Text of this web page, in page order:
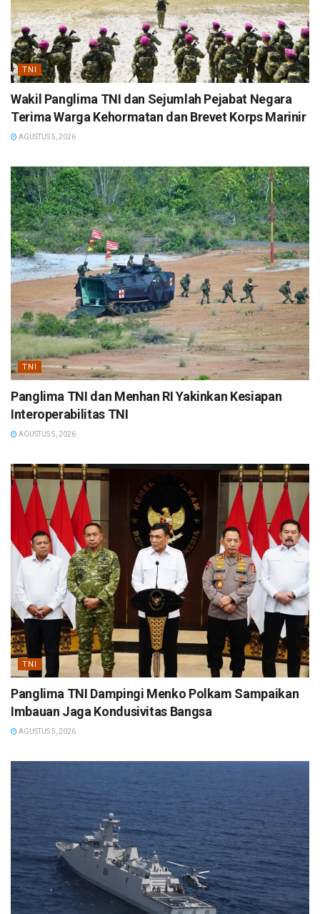
TNI
Wakil Panglima TNI dan Sejumlah Pejabat Negara
Terima Warga Kehormatan dan Brevet Korps Marinir
AGUSTUS 5, 2026
TNI
Panglima TNI dan Menhan RI Yakinkan Kesiapan
Interoperabilitas TNI
AGUSTUS 5, 2026
TNI
Panglima TNI Dampingi Menko Polkam Sampaikan
Imbauan Jaga Kondusivitas Bangsa
AGUSTUS 5, 2026